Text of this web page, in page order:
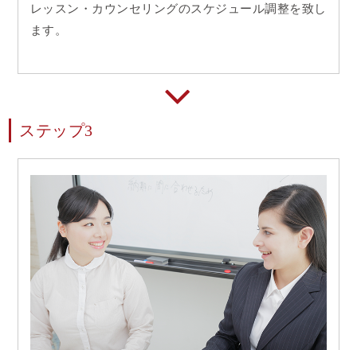
レッスン・カウンセリングのスケジュール調整を致し
ます。
ステップ3